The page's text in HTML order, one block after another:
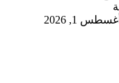
أغسطس 1, 2026